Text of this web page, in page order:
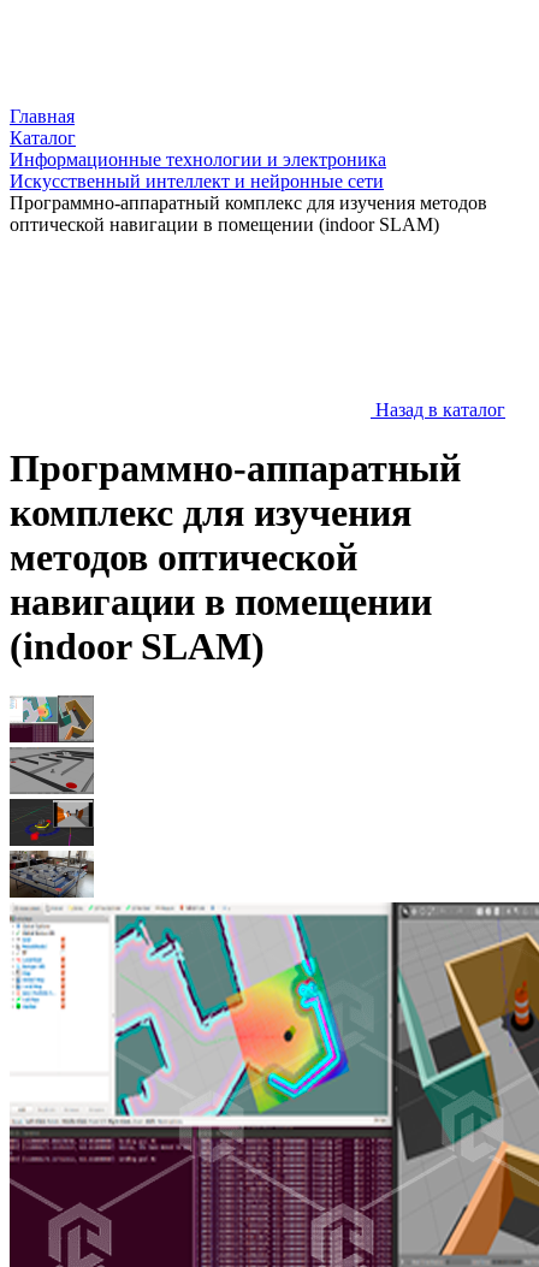
Главная
Каталог
Информационные технологии и электроника
Искусственный интеллект и нейронные сети
Программно-аппаратный комплекс для изучения методов
оптической навигации в помещении (indoor SLAM)
Назад в каталог
Программно-аппаратный
комплекс для изучения
методов оптической
навигации в помещении
(indoor SLAM)